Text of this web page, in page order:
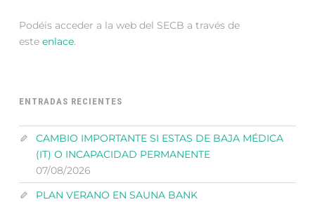
Podéis acceder a la web del SECB a través de
esteenlace.
ENTRADAS RECIENTES
CAMBIO IMPORTANTE SI ESTAS DE BAJA MÉDICA
(IT) O INCAPACIDAD PERMANENTE
07/08/2026
PLAN VERANO EN SAUNA BANK